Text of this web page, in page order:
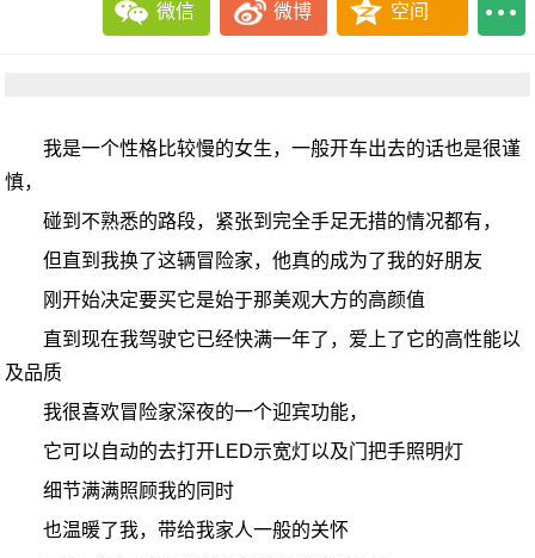
微信 微博 空间
我是一个性格比较慢的女生，一般开车出去的话也是很谨
慎，
碰到不熟悉的路段，紧张到完全手足无措的情况都有，
但直到我换了这辆冒险家，他真的成为了我的好朋友
刚开始决定要买它是始于那美观大方的高颜值
直到现在我驾驶它已经快满一年了，爱上了它的高性能以
及品质
我很喜欢冒险家深夜的一个迎宾功能，
它可以自动的去打开LED示宽灯以及门把手照明灯
细节满满照顾我的同时
也温暖了我，带给我家人一般的关怀